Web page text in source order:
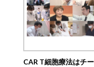
CAR T細胞療法はチー